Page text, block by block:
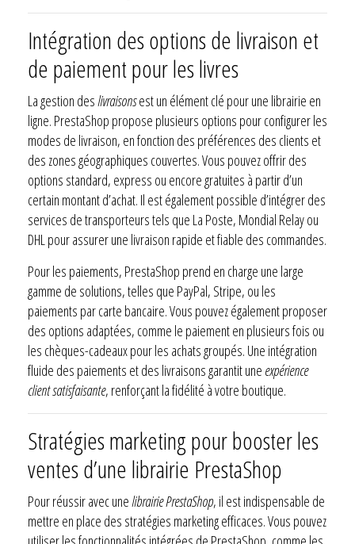
Intégration des options de livraison et
de paiement pour les livres
La gestion des livraisonsest un élément clé pour une librairie en
ligne. PrestaShop propose plusieurs options pour configurer les
modes de livraison, en fonction des préférences des clients et
des zones géographiques couvertes. Vous pouvez offrir des
options standard, express ou encore gratuites à partir d’un
certain montant d’achat. Il est également possible d’intégrer des
services de transporteurs tels que La Poste, Mondial Relay ou
DHL pour assurer une livraison rapide et fiable des commandes.
Pour les paiements, PrestaShop prend en charge une large
gamme de solutions, telles que PayPal, Stripe, ou les
paiements par carte bancaire. Vous pouvez également proposer
des options adaptées, comme le paiement en plusieurs fois ou
les chèques-cadeaux pour les achats groupés. Une intégration
fluide des paiements et des livraisons garantit une expérience
client satisfaisante, renforçant la fidélité à votre boutique.
Stratégies marketing pour booster les
ventes d’une librairie PrestaShop
Pour réussir avec une librairie PrestaShop, il est indispensable de
mettre en place des stratégies marketing efficaces. Vous pouvez